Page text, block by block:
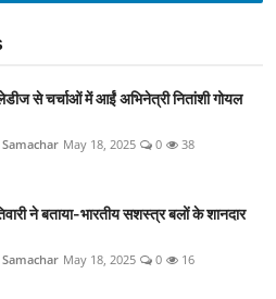
से चर्चाओं में आईं अभिनेत्री नितांशी गोयल
Samachar May 18, 2025 0 38
ने बताया-भारतीय सशस्त्र बलों के शानदार
Samachar May 18, 2025 0 16